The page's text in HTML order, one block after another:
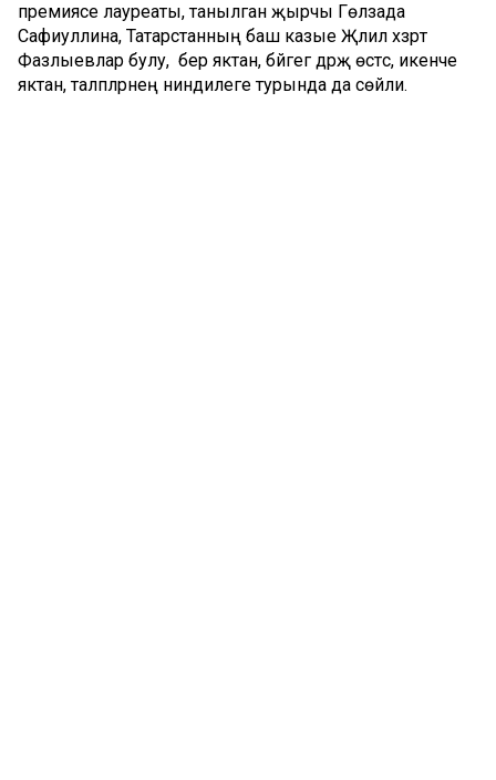
премиясе лауреаты, танылган җырчы Гөлзада
Сафиуллина, Татарстанның баш казые Җәлил хәзрәт
Фазлыевлар булу, бер яктан, бәйгегә дәрәҗә өстәсә, икенче
яктан, таләпләрнең ниндилеге турында да сөйли.